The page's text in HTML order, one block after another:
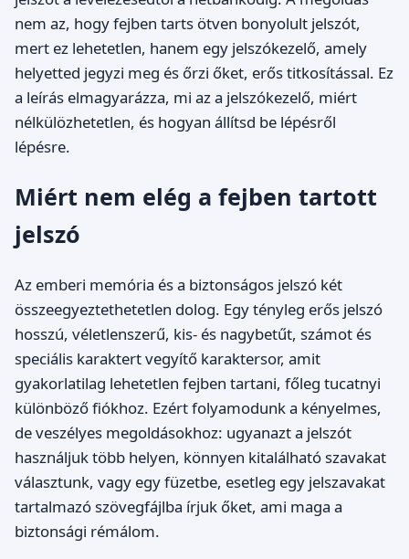
nem az, hogy fejben tarts ötven bonyolult jelszót,
mert ez lehetetlen, hanem egy jelszókezelő, amely
helyetted jegyzi meg és őrzi őket, erős titkosítással. Ez
a leírás elmagyarázza, mi az a jelszókezelő, miért
nélkülözhetetlen, és hogyan állítsd be lépésről
lépésre.
Miért nem elég a fejben tartott
jelszó
Az emberi memória és a biztonságos jelszó két
összeegyeztethetetlen dolog. Egy tényleg erős jelszó
hosszú, véletlenszerű, kis- és nagybetűt, számot és
speciális karaktert vegyítő karaktersor, amit
gyakorlatilag lehetetlen fejben tartani, főleg tucatnyi
különböző fiókhoz. Ezért folyamodunk a kényelmes,
de veszélyes megoldásokhoz: ugyanazt a jelszót
használjuk több helyen, könnyen kitalálható szavakat
választunk, vagy egy füzetbe, esetleg egy jelszavakat
tartalmazó szövegfájlba írjuk őket, ami maga a
biztonsági rémálom.